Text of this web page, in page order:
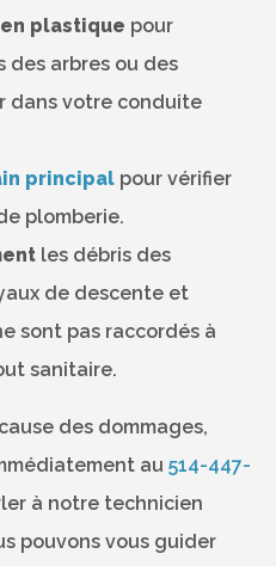
plastique pour
des arbres ou des
dans votre conduite
principal pour vérifier
plomberie.
les débris des
de descente et
sont pas raccordés à
sanitaire.
des dommages,
au 514-447-
à notre technicien
pouvons vous guider